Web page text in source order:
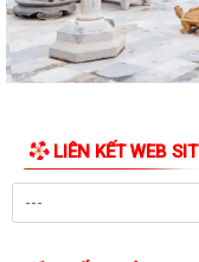
Thông báo niêm yết
sử dụng đất và tài sản
Thông báo Lịch công
Lãnh đạo Phường Lê Ích
phục vụ Kỳ thi tuyển sinh
LIÊN KẾT WEB